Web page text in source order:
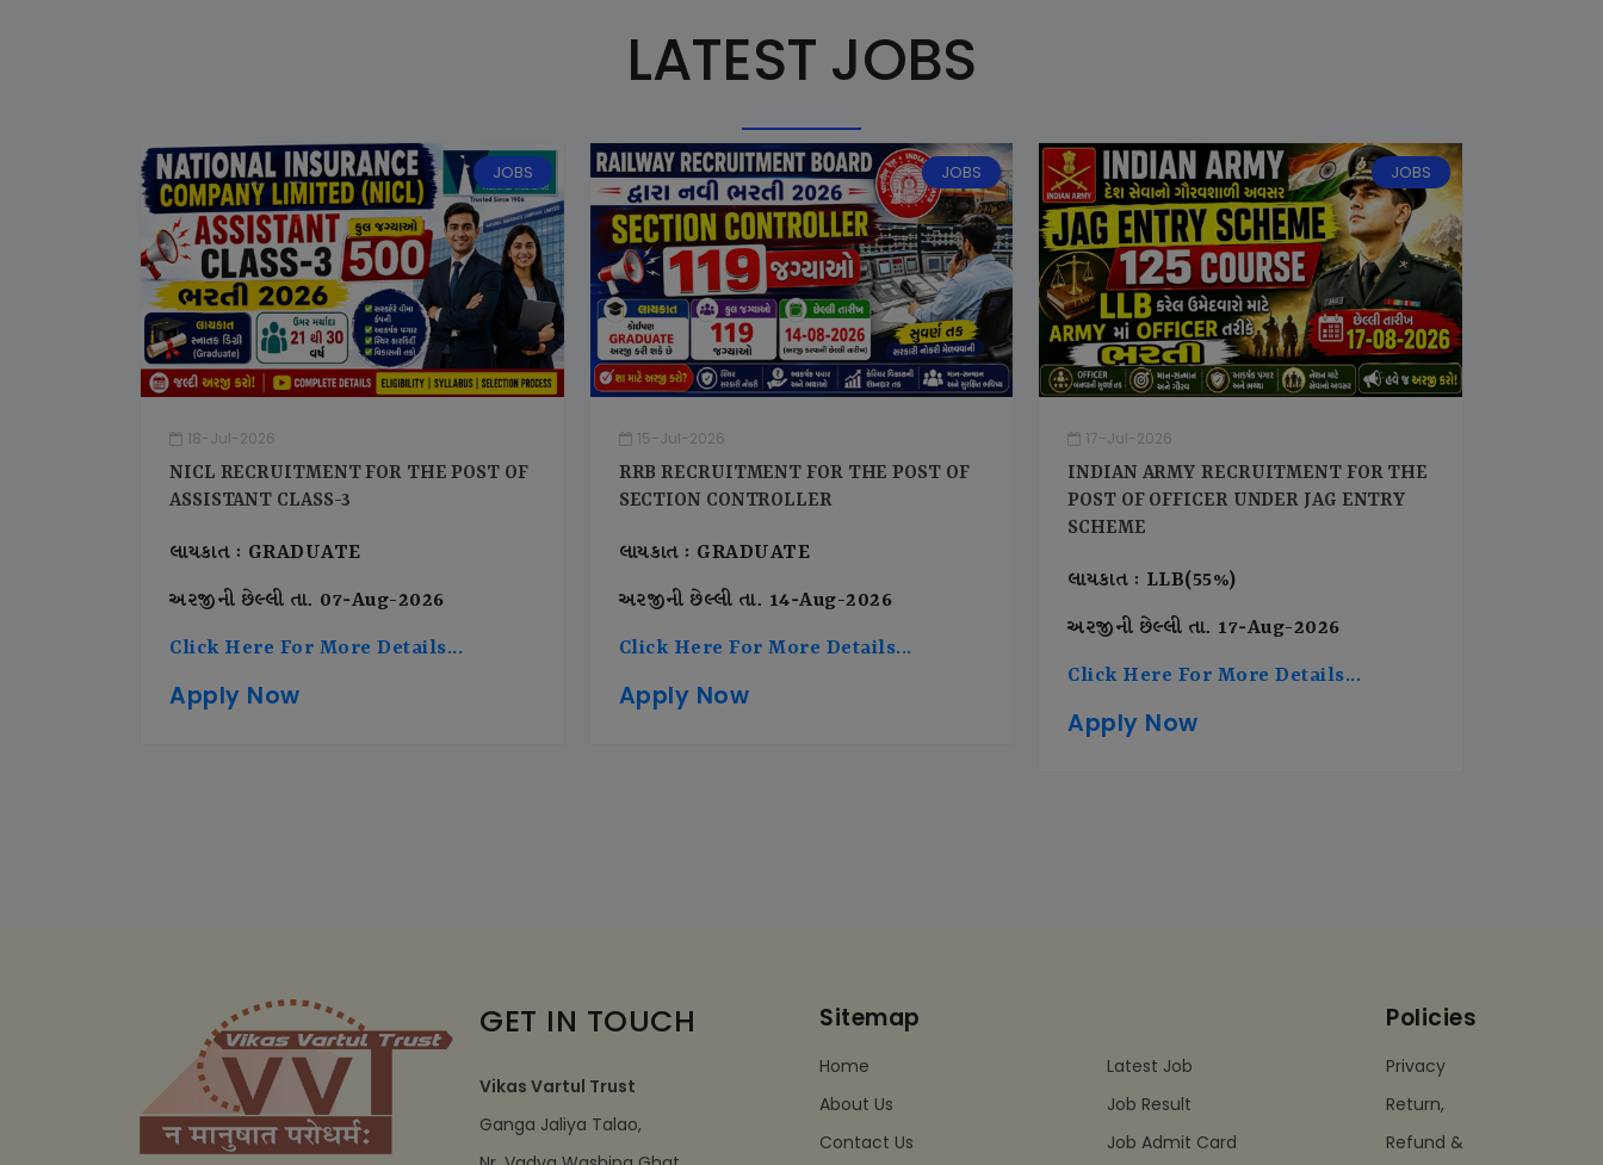
LATEST JOBS
JOBS
18-Jul-2026
NICL RECRUITMENT FOR THE POST OF
ASSISTANT CLASS-3
લાયકાત : GRADUATE
અરજીની છેલ્લી તા. 07-Aug-2026
Click Here For More Details...
Apply Now
JOBS
15-Jul-2026
RRB RECRUITMENT FOR THE POST OF
SECTION CONTROLLER
લાયકાત : GRADUATE
અરજીની છેલ્લી તા. 14-Aug-2026
Click Here For More Details...
Apply Now
JOBS
17-Jul-2026
INDIAN ARMY RECRUITMENT FOR THE
POST OF OFFICER UNDER JAG ENTRY
SCHEME
લાયકાત : LLB(55%)
અરજીની છેલ્લી તા. 17-Aug-2026
Click Here For More Details...
Apply Now
GET IN TOUCH
Vikas Vartul Trust
Ganga Jaliya Talao,
Sitemap
Home
About Us
Contact Us
Latest Job
Job Result
Job Admit Card
Policies
Privacy
Return,
Refund &